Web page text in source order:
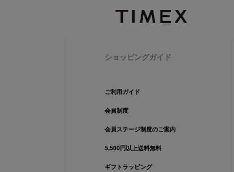
ショッピングガイド
ご利用ガイド
会員制度
会員ステージ制度のご案内
5,500円以上送料無料
ギフトラッピング